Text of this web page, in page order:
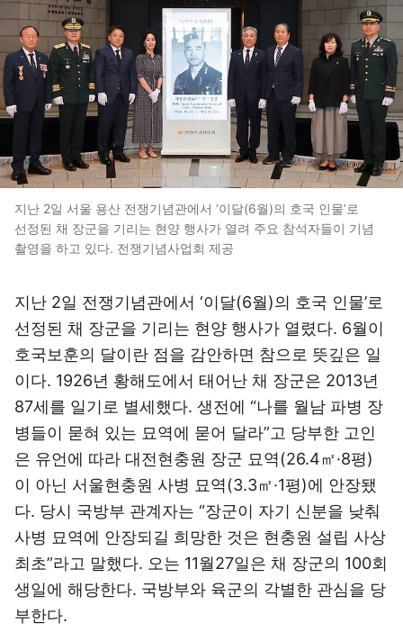
지난 2일 서울 용산 전쟁기념관에서 ‘이달(6월)의 호국 인물’로
선정된 채 장군을 기리는 현양 행사가 열려 주요 참석자들이 기념
촬영을 하고 있다. 전쟁기념사업회 제공
지난 2일 전쟁기념관에서 ‘이달(6월)의 호국 인물’로
선정된 채 장군을 기리는 현양 행사가 열렸다. 6월이
호국보훈의 달이란 점을 감안하면 참으로 뜻깊은 일
이다. 1926년 황해도에서 태어난 채 장군은 2013년
87세를 일기로 별세했다. 생전에 “나를 월남 파병 장
병들이 묻혀 있는 묘역에 묻어 달라”고 당부한 고인
은 유언에 따라 대전현충원 장군 묘역(26.4㎡·8평)
이 아닌 서울현충원 사병 묘역(3.3㎡·1평)에 안장됐
다. 당시 국방부 관계자는 “장군이 자기 신분을 낮춰
사병 묘역에 안장되길 희망한 것은 현충원 설립 사상
최초”라고 말했다. 오는 11월27일은 채 장군의 100회
생일에 해당한다. 국방부와 육군의 각별한 관심을 당
부한다.